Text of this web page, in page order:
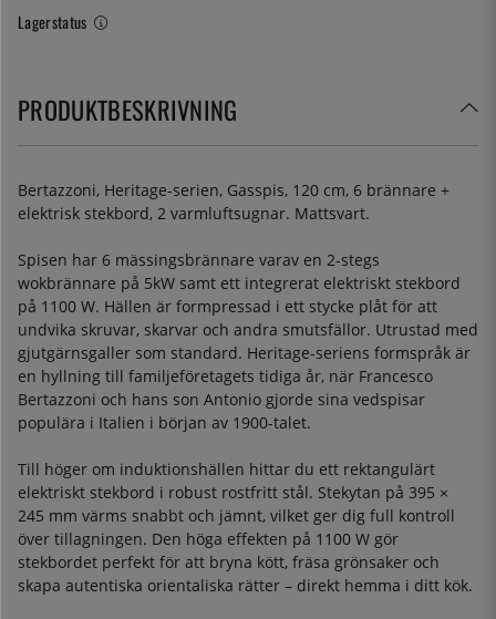
Lagerstatus
PRODUKTBESKRIVNING
Bertazzoni, Heritage-serien, Gasspis, 120 cm, 6 brännare +
elektrisk stekbord, 2 varmluftsugnar. Mattsvart.
Spisen har 6 mässingsbrännare varav en 2-stegs
wokbrännare på 5kW samt ett integrerat elektriskt stekbord
på 1100 W. Hällen är formpressad i ett stycke plåt för att
undvika skruvar, skarvar och andra smutsfällor. Utrustad med
gjutgärnsgaller som standard. Heritage-seriens formspråk är
en hyllning till familjeföretagets tidiga år, när Francesco
Bertazzoni och hans son Antonio gjorde sina vedspisar
populära i Italien i början av 1900-talet.
Till höger om induktionshällen hittar du ett rektangulärt
elektriskt stekbord i robust rostfritt stål. Stekytan på 395 ×
245 mm värms snabbt och jämnt, vilket ger dig full kontroll
över tillagningen. Den höga effekten på 1100 W gör
stekbordet perfekt för att bryna kött, fräsa grönsaker och
skapa autentiska orientaliska rätter – direkt hemma i ditt kök.